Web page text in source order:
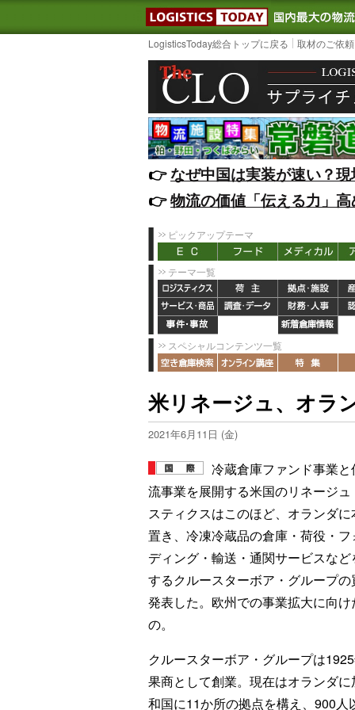
LOGISTICS
LogisticsToday総合トップに戻る 取材のご依
👉️なぜ中国は実装が速い？
👉️物流の価値「伝える力」
ピックアップテーマ
テーマ一覧
スペシャルコンテンツ一覧
米リネージュ、オラ
2021年6月11日 (金)
冷蔵倉庫ファンド事業と
流事業を展開する米国のリネージュ
スティクスはこのほど、オランダに
置き、冷凍冷蔵品の倉庫・荷役・フ
ディング・輸送・通関サービスなど
するクルースターボア・グループの
発表した。欧州での事業拡大に向け
の。
クルースターボア・グループは
果商として創業。現在はオランダ
和国に11か所の拠点を構え、900人